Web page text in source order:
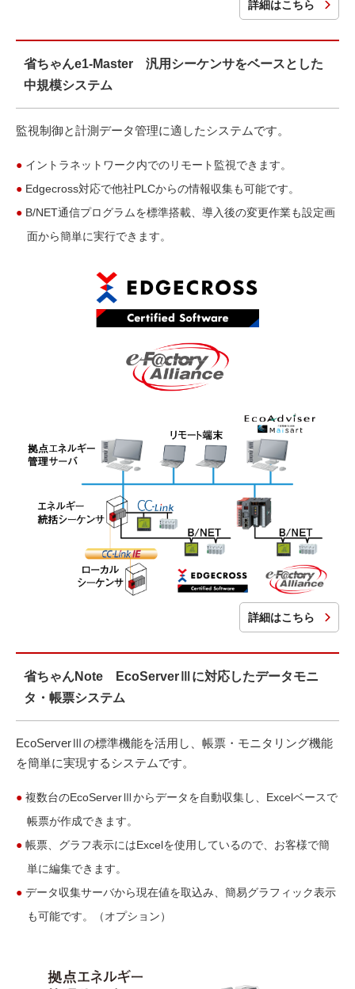
詳細はこちら
省ちゃんe1-Master 汎用シーケンサをベースとした
中規模システム
監視制御と計測データ管理に適したシステムです。
● イントラネットワーク内でのリモート監視できます。
● Edgecross対応で他社PLCからの情報収集も可能です。
● B/NET通信プログラムを標準搭載、導入後の変更作業も設定画
面から簡単に実行できます。
詳細はこちら
省ちゃんNote EcoServerⅢに対応したデータモニ
タ・帳票システム
EcoServerⅢの標準機能を活用し、帳票・モニタリング機能
を簡単に実現するシステムです。
● 複数台のEcoServerⅢからデータを自動収集し、Excelベースで
帳票が作成できます。
● 帳票、グラフ表示にはExcelを使用しているので、お客様で簡
単に編集できます。
● データ収集サーバから現在値を取込み、簡易グラフィック表示
も可能です。（オプション）